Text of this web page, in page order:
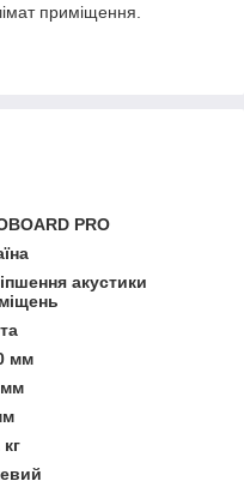
приміщення.
PRO
акустики
мм